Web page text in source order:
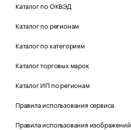
Каталог по ОКВЭД
Каталог по регионам
Каталог по категориям
Каталог торговых марок
Каталог ИП по регионам
Правила использования сервиса
Правила использования изображений